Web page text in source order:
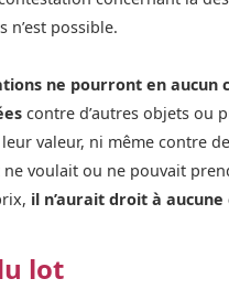
n’est possible.
ne pourront en aucun
contre d’autres objets ou
valeur, ni même contre
voulait ou ne pouvait
il n’aurait droit à
lot